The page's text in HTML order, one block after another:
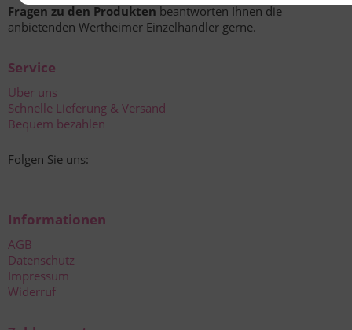
Fragen zu den Produkten beantworten Ihnen die
anbietenden Wertheimer Einzelhändler gerne.
Service
Über uns
Schnelle Lieferung & Versand
Bequem bezahlen
Folgen Sie uns:
Informationen
AGB
Datenschutz
Impressum
Widerruf